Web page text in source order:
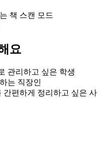
책 스캔 모드
요
관리하고 싶은 학생
는 직장인
간편하게 정리하고 싶은 사